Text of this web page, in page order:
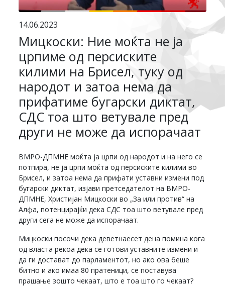
14.06.2023
Мицкоски: Ние моќта не ја
црпиме од персиските
килими на Брисел, туку од
народот и затоа нема да
прифатиме бугарски диктат,
СДС тоа што ветувале пред
други не може да испорачаат
ВМРО-ДПМНЕ моќта ја црпи од народот и на него се
потпира, не ја црпи моќта од персиските килими во
Брисел, и затоа нема да прифати уставни измени под
бугарски диктат, изјави претседателот на ВМРО-
ДПМНЕ, Христијан Мицкоски во „За или против“ на
Алфа, потенцирајќи дека СДС тоа што ветувале пред
други сега не може да испорачаат.
Мицкоски посочи дека деветнаесет дена помина кога
од власта рекоа дека се готови уставните измени и
да ги достават до парламентот, но ако ова беше
битно и ако имаа 80 пратеници, се поставува
прашање зошто чекаат, што е тоа што го чекаат?